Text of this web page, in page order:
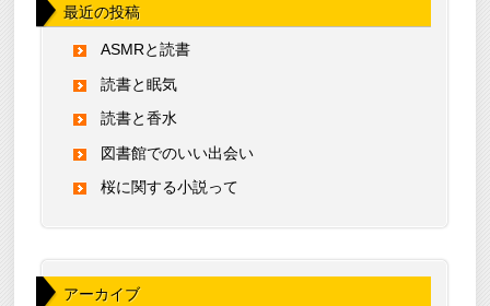
最近の投稿
ASMRと読書
読書と眠気
読書と香水
図書館でのいい出会い
桜に関する小説って
アーカイブ